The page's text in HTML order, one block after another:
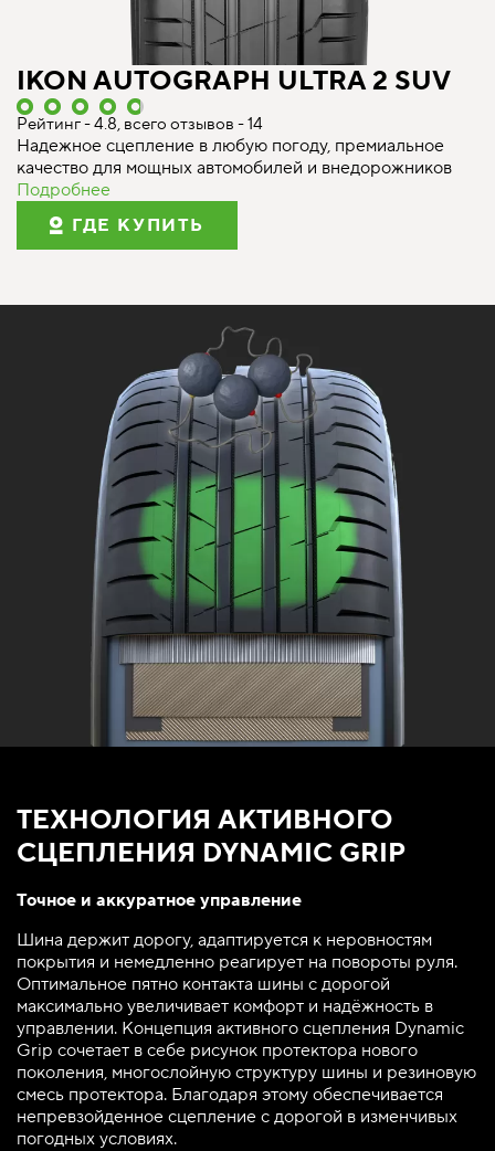
IKON AUTOGRAPH ULTRA 2 SUV
Рейтинг - 4.8, всего отзывов - 14
Надежное сцепление в любую погоду, премиальное
качество для мощных автомобилей и внедорожников
Подробнее
ГДЕ КУПИТЬ
ТЕХНОЛОГИЯ АКТИВНОГО
СЦЕПЛЕНИЯ DYNAMIC GRIP
Точное и аккуратное управление
Шина держит дорогу, адаптируется к неровностям
покрытия и немедленно реагирует на повороты руля.
Оптимальное пятно контакта шины с дорогой
максимально увеличивает комфорт и надёжность в
управлении. Концепция активного сцепления Dynamic
Grip сочетает в себе рисунок протектора нового
поколения, многослойную структуру шины и резиновую
смесь протектора. Благодаря этому обеспечивается
непревзойденное сцепление с дорогой в изменчивых
погодных условиях.